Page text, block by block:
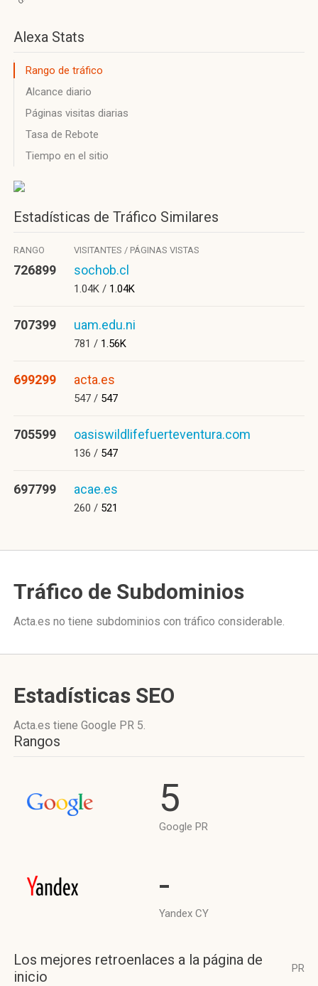
Alexa Stats
Rango de tráfico
Alcance diario
Páginas visitas diarias
Tasa de Rebote
Tiempo en el sitio
Estadísticas de Tráfico Similares
RANGO VISITANTES / PÁGINAS VISTAS
726899 sochob.cl
1.04K / 1.04K
707399 uam.edu.ni
781 / 1.56K
699299 acta.es
547 / 547
705599 oasiswildlifefuerteventura.com
136 / 547
697799 acae.es
260 / 521
Tráfico de Subdominios
Acta.es no tiene subdominios con tráfico considerable.
Estadísticas SEO
Acta.es tiene Google PR 5.
Rangos
5
Google PR
-
Yandex CY
Los mejores retroenlaces a la página de
inicio
PR